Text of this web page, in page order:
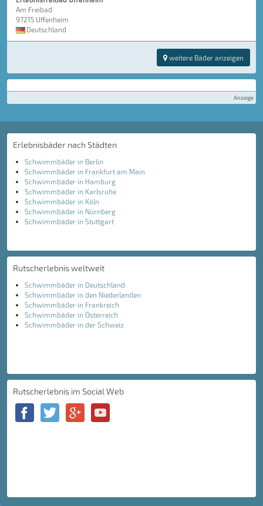
Am Freibad
97215 Uffenheim
Deutschland
weitere Bäder anzeigen
Anzeige
Erlebnisbäder nach Städten
Schwimmbäder in Berlin
Schwimmbäder in Frankfurt am Main
Schwimmbäder in Hamburg
Schwimmbäder in Karlsruhe
Schwimmbäder in Köln
Schwimmbäder in Nürnberg
Schwimmbäder in Stuttgart
Rutscherlebnis weltweit
Schwimmbäder in Deutschland
Schwimmbäder in den Niederlanden
Schwimmbäder in Frankreich
Schwimmbäder in Österreich
Schwimmbäder in der Schweiz
Rutscherlebnis im Social Web